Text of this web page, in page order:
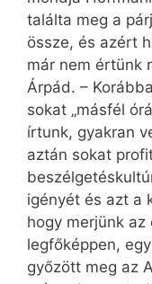
találta meg a
össze, és azért
már nem értünk
Árpád. –
sokat „másfél
írtunk, gyakran
aztán sokat
igényét és azt a
hogy merjünk az
legfőképpen,
győzött meg az